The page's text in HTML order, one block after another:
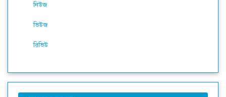
নিউজ
ভিউজ
রিভিউ